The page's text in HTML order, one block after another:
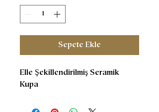
Sepete Ekle
Elle Şekillendirilmiş Seramik
Kupa